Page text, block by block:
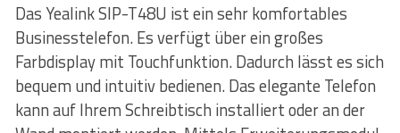
Das Yealink SIP-T48U ist ein sehr komfortables
Businesstelefon. Es verfügt über ein großes
Farbdisplay mit Touchfunktion. Dadurch lässt es sich
bequem und intuitiv bedienen. Das elegante Telefon
kann auf Ihrem Schreibtisch installiert oder an der